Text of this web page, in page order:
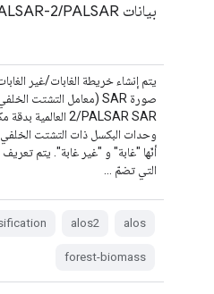
بيانات PALSAR-2/PALSAR
وحدات البكسل ذات التشتت
أنّها "غابة" و "غير غابة". يتم تعريف
التي تضمّ …
alos
alos2
forest-biomass